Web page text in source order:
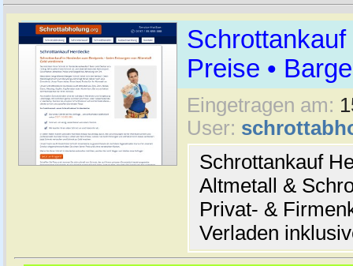
Schrottankauf
Preise •
Eingetragen am:
User:
Schrottankauf
Altmetall &
Privat- &
Verladen